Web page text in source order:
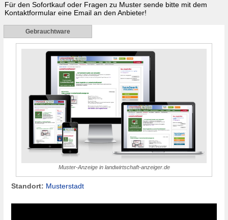
Für den Sofortkauf oder Fragen zu Muster sende bitte mit dem
Kontaktformular eine Email an den Anbieter!
Gebrauchtware
Muster-Anzeige in landwirtschaft-anzeiger.de
Standort: Musterstadt